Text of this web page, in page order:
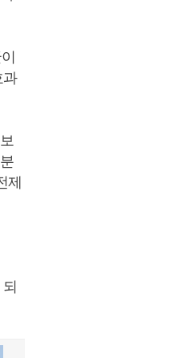
과
제